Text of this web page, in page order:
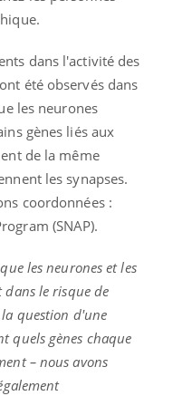
dans l'activité des
été observés dans
les neurones
gènes liés aux
de la même
les synapses.
coordonnées :
(SNAP).
les neurones et les
le risque de
question d'une
quels gènes chaque
– nous avons